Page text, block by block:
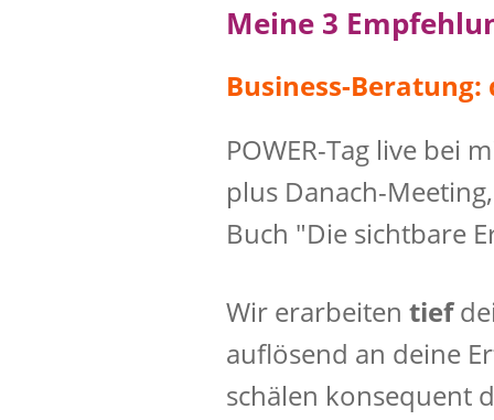
Meine 3
Business-Beratung:
POWER-Tag live bei
plus Danach-
Buch "Die sichtbare
Wir erarbeiten tief
auflösend an deine
schälen konsequent